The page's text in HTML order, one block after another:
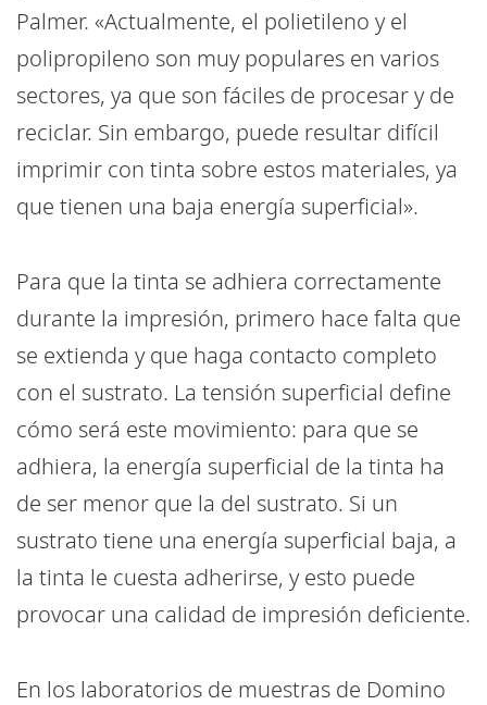
Palmer. «Actualmente, el polietileno y el
polipropileno son muy populares en varios
sectores, ya que son fáciles de procesar y de
reciclar. Sin embargo, puede resultar difícil
imprimir con tinta sobre estos materiales, ya
que tienen una baja energía superficial».
Para que la tinta se adhiera correctamente
durante la impresión, primero hace falta que
se extienda y que haga contacto completo
con el sustrato. La tensión superficial define
cómo será este movimiento: para que se
adhiera, la energía superficial de la tinta ha
de ser menor que la del sustrato. Si un
sustrato tiene una energía superficial baja, a
la tinta le cuesta adherirse, y esto puede
provocar una calidad de impresión deficiente.
En los laboratorios de muestras de Domino